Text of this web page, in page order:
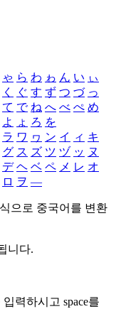
ゃ ら わ ゎ ん い ぃ
く ぐ す ず つ づ っ
て で ね へ べ ぺ め
よ ょ ろ を
ラ ワ ヮ ン イ ィ キ
グ ス ズ ツ ヅ ッ ヌ
デ ヘ ベ ペ メ レ オ
ロ ヲ ―
으로 중국어를 변환
니다.
입력하시고 space를